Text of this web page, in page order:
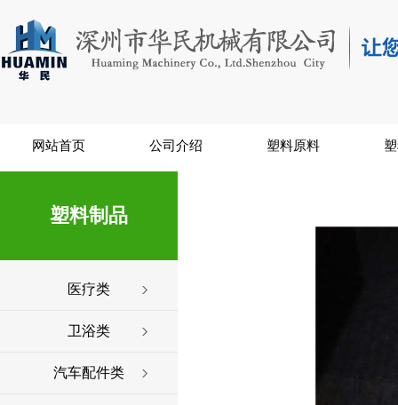
网站首页 公司介绍 塑料原料
塑料制品
医疗类
卫浴类
汽车配件类